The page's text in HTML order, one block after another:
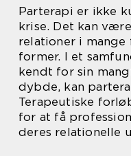
Parterapi er ikke
krise. Det kan
relationer i
former. I et
kendt for sin
dybde, kan
Terapeutiske
for at få
deres relationelle